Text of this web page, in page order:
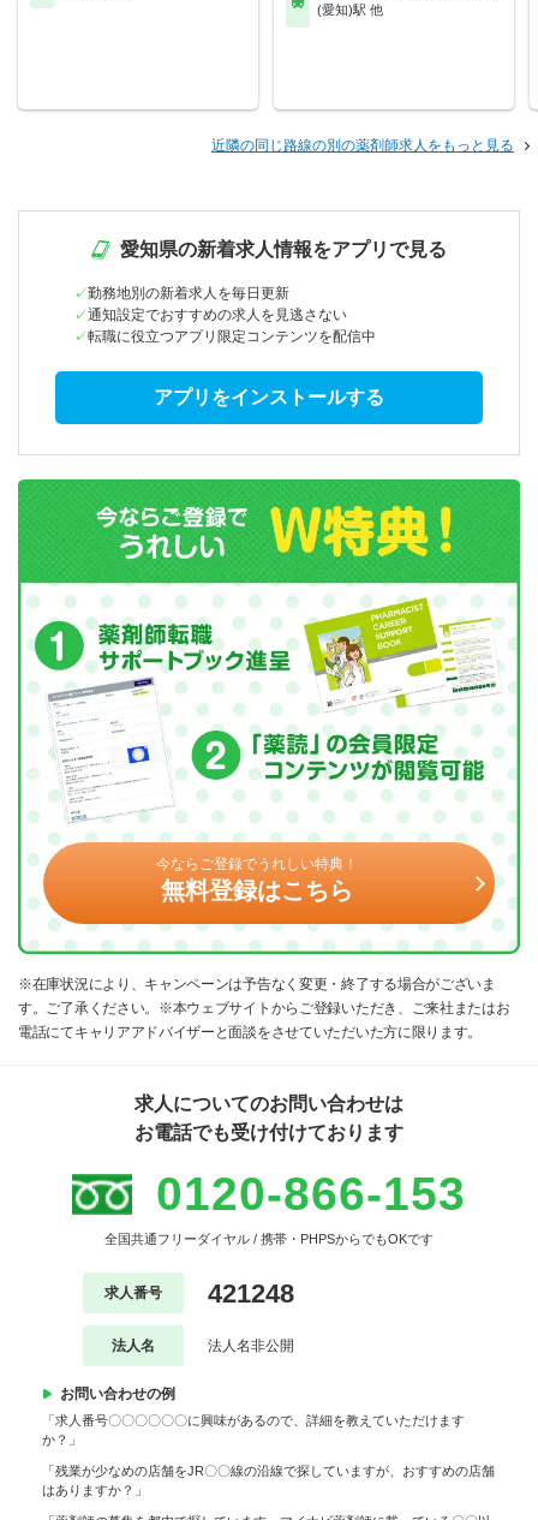
(愛知)駅 他
近隣の同じ路線の別の薬剤師求人をもっと見る
愛知県の新着求人情報をアプリで見る
勤務地別の新着求人を毎日更新
通知設定でおすすめの求人を見逃さない
転職に役立つアプリ限定コンテンツを配信中
アプリをインストールする
今ならご登録でうれしい特典！
無料登録はこちら
※在庫状況により、キャンペーンは予告なく変更・終了する場合がございま
す。ご了承ください。※本ウェブサイトからご登録いただき、ご来社またはお
電話にてキャリアアドバイザーと面談をさせていただいた方に限ります。
求人についてのお問い合わせは
お電話でも受け付けております
0120-866-153
全国共通フリーダイヤル / 携帯・PHPSからでもOKです
求人番号 421248
法人名 法人名非公開
お問い合わせの例
「求人番号〇〇〇〇〇〇に興味があるので、詳細を教えていただけます
か？」
「残業が少なめの店舗をJR〇〇線の沿線で探していますが、おすすめの店舗
はありますか？」